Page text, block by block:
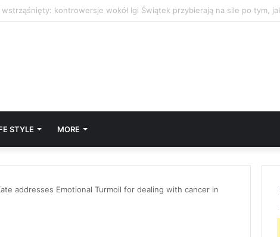
STYLE MORE
addresses Emotional Turmoil for dealing with cancer in